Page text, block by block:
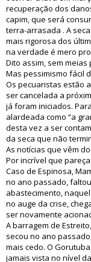
recuperação dos
capim, que será
terra-arrasada . A
mais rigorosa dos
na verdade é mero
Dito assim, sem
Mas pessimismo fácil
Os pecuaristas estão
ser cancelada a
já foram iniciados.
alardeada como “a
desta vez a ser
da seca que não
As notícias que vêm
Por incrível que
Caso de Espinosa,
no ano passado,
abastecimento,
no auge da crise,
ser novamente
A barragem de
secou no ano
mais cedo. O
jamais vista no nível